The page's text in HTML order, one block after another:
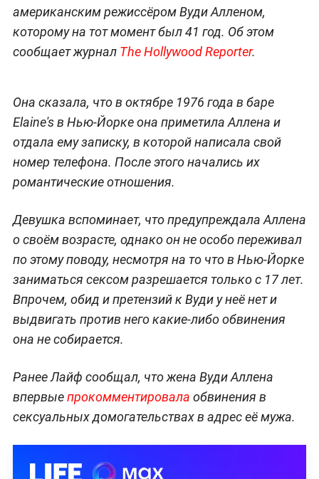
американским режиссёром Вуди Алленом,
которому на тот момент был 41 год. Об этом
сообщает журнал The Hollywood Reporter.
Она сказала, что в октябре 1976 года в баре
Elaine's в Нью-Йорке она приметила Аллена и
отдала ему записку, в которой написала свой
номер телефона. После этого начались их
романтические отношения.
Девушка вспоминает, что предупреждала Аллена
о своём возрасте, однако он не особо переживал
по этому поводу, несмотря на то что в Нью-Йорке
заниматься сексом разрешается только с 17 лет.
Впрочем, обид и претензий к Вуди у неё нет и
выдвигать против него какие-либо обвинения
она не собирается.
Ранее Лайф сообщал, что жена Вуди Аллена
впервыепрокомментировала обвинения в
сексуальных домогательствах в адрес её мужа.